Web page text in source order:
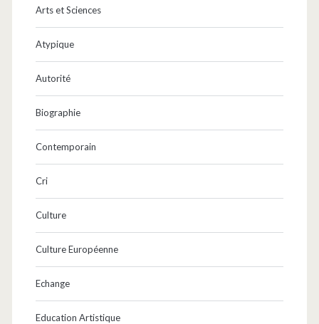
Arts et Sciences
Atypique
Autorité
Biographie
Contemporain
Cri
Culture
Culture Européenne
Echange
Education Artistique